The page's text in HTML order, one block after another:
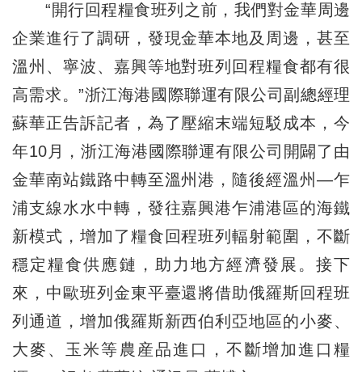
“開行回程糧食班列之前，我們對金華周邊
企業進行了調研，發現金華本地及周邊，甚至
溫州、寧波、嘉興等地對班列回程糧食都有很
高需求。”浙江海港國際聯運有限公司副總經理
蘇華正告訴記者，為了壓縮末端短駁成本，今
年10月，浙江海港國際聯運有限公司開闢了由
金華南站鐵路中轉至溫州港，隨後經溫州—乍
浦支線水水中轉，發往嘉興港乍浦港區的海鐵
新模式，增加了糧食回程班列輻射範圍，不斷
穩定糧食供應鏈，助力地方經濟發展。接下
來，中歐班列金東平臺還將借助俄羅斯回程班
列通道，增加俄羅斯新西伯利亞地區的小麥、
大麥、玉米等農産品進口，不斷增加進口糧